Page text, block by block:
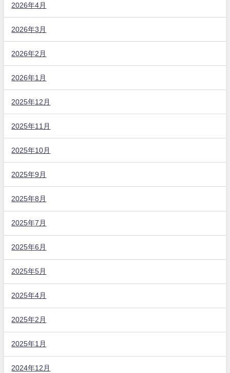
2026年4月
2026年3月
2026年2月
2026年1月
2025年12月
2025年11月
2025年10月
2025年9月
2025年8月
2025年7月
2025年6月
2025年5月
2025年4月
2025年2月
2025年1月
2024年12月